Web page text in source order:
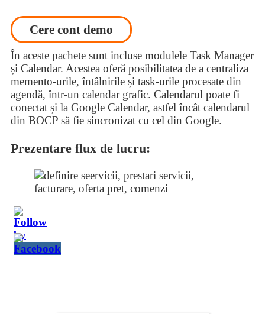
Cere cont demo
În aceste pachete sunt incluse modulele Task Manager
și Calendar. Acestea oferă posibilitatea de a centraliza
memento-urile, întâlnirile și task-urile procesate din
agendă, într-un calendar grafic. Calendarul poate fi
conectat și la Google Calendar, astfel încât calendarul
din BOCP să fie sincronizat cu cel din Google.
Prezentare flux de lucru: